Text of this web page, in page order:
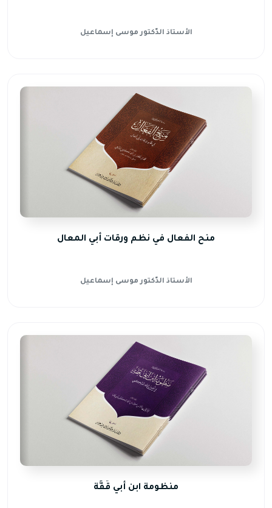
الأستاذ الدّكتور موسى إسماعيل
منح الفعال في نظم ورقات أبي المعال
الأستاذ الدّكتور موسى إسماعيل
منظومة ابن أبي قُفَّة